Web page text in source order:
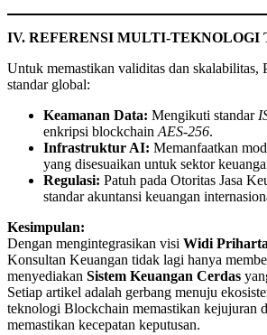
IV. REFERENSI MULTI-TEKNOLOGI
Untuk memastikan validitas dan skalabilitas,
standar global:
Keamanan Data: Mengikuti standar
enkripsi blockchain AES-256.
Infrastruktur AI: Memanfaatkan
yang disesuaikan untuk sektor
Regulasi: Patuh pada Otoritas Jasa
standar akuntansi keuangan
Kesimpulan:
Dengan mengintegrasikan visi Widi
Konsultan Keuangan tidak lagi hanya
menyediakan Sistem Keuangan Cerdas
Setiap artikel adalah gerbang menuju
teknologi Blockchain memastikan kejujuran
memastikan kecepatan keputusan.